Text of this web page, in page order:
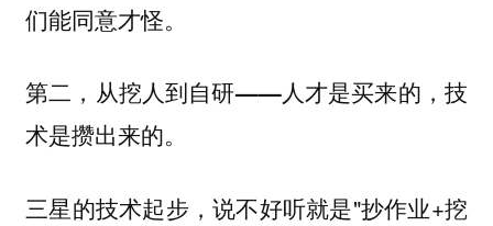
们能同意才怪。
第二，从挖人到自研——人才是买来的，技
术是攒出来的。
三星的技术起步，说不好听就是"抄作业+挖